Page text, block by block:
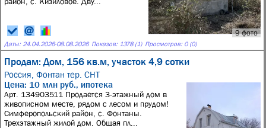
9 фото
Даты: 24.04.2026-08.08.2026 Показов: 1378 (1) Просмотров: 0 (0)
Продам: Дом, 156 кв.м, участок 4,9 сотки
Россия, Фонтан тер. СНТ
Цена: 10 млн руб., ипотека
Арт. 134903511 Продается 3-этажный дом в
живописном месте, рядом с лесом и прудом!
Симферопольский район, с. Фонтаны.
Трехэтажный жилой дом. Общая пл...